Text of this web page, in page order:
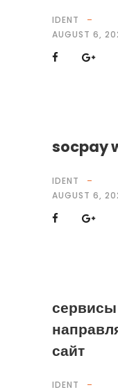
IDENT
AUGUST 6,
socpay
IDENT
AUGUST 6,
сайт
IDENT